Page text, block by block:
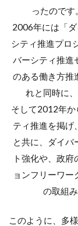
ったのです。
2006年には「
シティ推進プロ
バーシティ推進
のある働き方推
れと同時に
そして2012年か
ティ推進を掲げ
と共に、ダイバ
ト強化や、政
ョンフリーワ
の取組
このように、多